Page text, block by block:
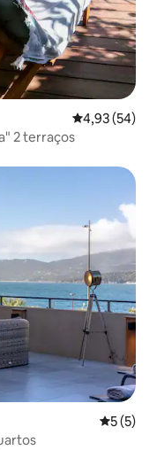
4,93 de uma
4,93 (54)
2 terraços
5 de
5 (5)